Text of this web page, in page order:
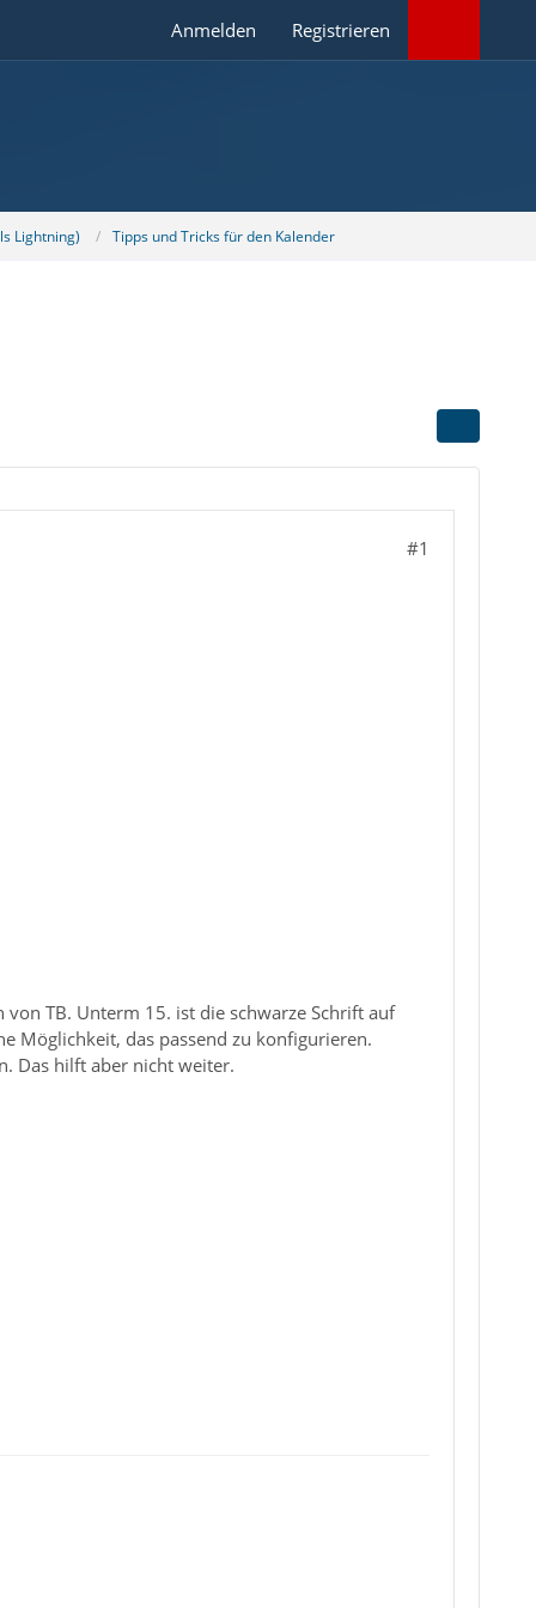
Anmelden Registrieren
Lightning) Tipps und Tricks für den Kalender
#1
TB. Unterm 15. ist die schwarze Schrift auf
Möglichkeit, das passend zu konfigurieren.
Das hilft aber nicht weiter.